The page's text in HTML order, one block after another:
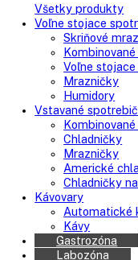
Všetky produkty
Voľne stojace
Skriňové
Voľne
Mrazničky
Humidory
Vstavané
Chladničky
Mrazničky
Americké
Chladničky
Kávovary